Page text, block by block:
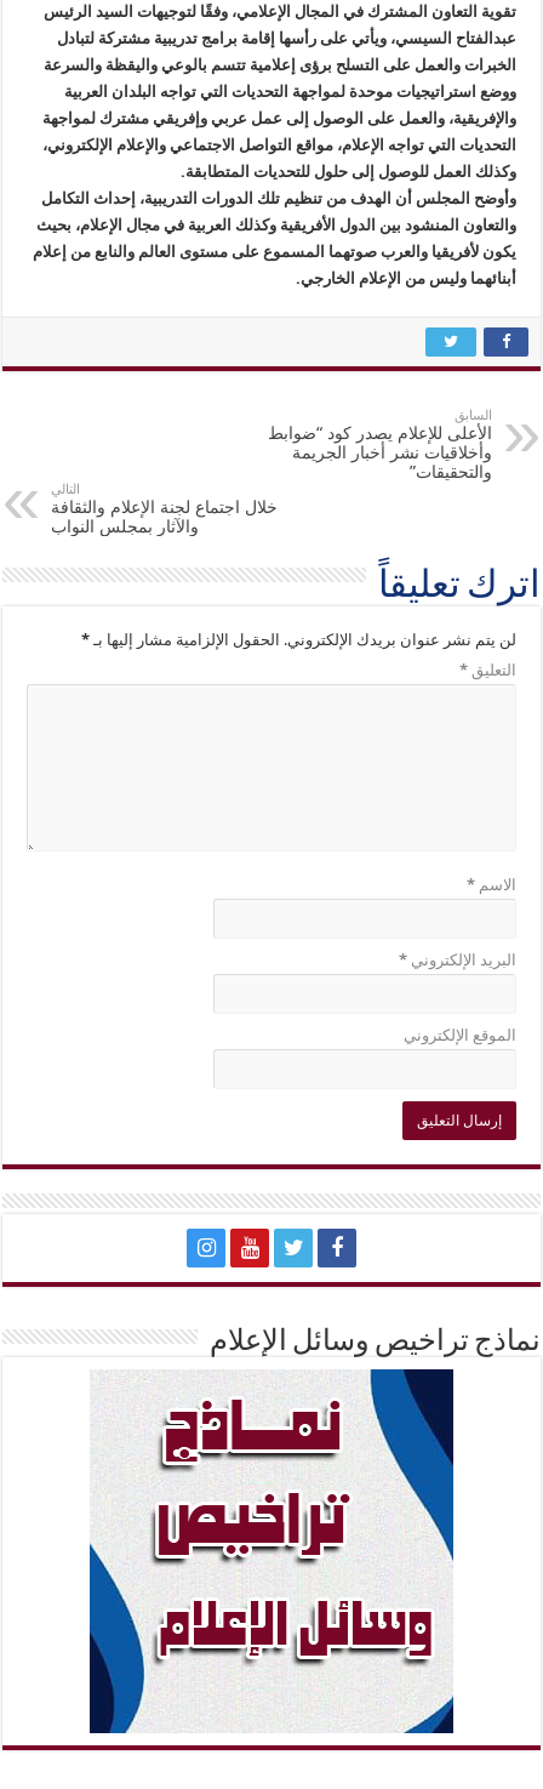
تقوية التعاون المشترك في المجال الإعلامي، وفقًا لتوجيهات السيد الرئيس
عبدالفتاح السيسي، ويأتي على رأسها إقامة برامج تدريبية مشتركة لتبادل
الخبرات والعمل على التسلح برؤى إعلامية تتسم بالوعي واليقظة والسرعة
ووضع استراتيجيات موحدة لمواجهة التحديات التي تواجه البلدان العربية
والإفريقية، والعمل على الوصول إلى عمل عربي وإفريقي مشترك لمواجهة
التحديات التي تواجه الإعلام، مواقع التواصل الاجتماعي والإعلام الإلكتروني،
وكذلك العمل للوصول إلى حلول للتحديات المتطابقة.
وأوضح المجلس أن الهدف من تنظيم تلك الدورات التدريبية، إحداث التكامل
والتعاون المنشود بين الدول الأفريقية وكذلك العربية في مجال الإعلام، بحيث
يكون لأفريقيا والعرب صوتهما المسموع على مستوى العالم والنابع من إعلام
أبنائهما وليس من الإعلام الخارجي.
السابق
الأعلى للإعلام يصدر كود “ضوابط
وأخلاقيات نشر أخبار الجريمة
والتحقيقات”
التالي
خلال اجتماع لجنة الإعلام والثقافة
والآثار بمجلس النواب
اترك تعليقاً
لن يتم نشر عنوان بريدك الإلكتروني. الحقول الإلزامية مشار إليها بـ*
التعليق*
الاسم*
البريد الإلكتروني*
الموقع الإلكتروني
نماذج تراخيص وسائل الإعلام